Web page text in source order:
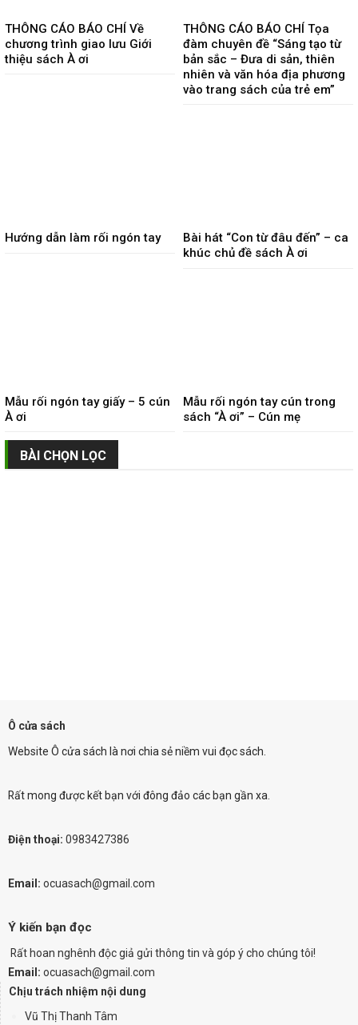
THÔNG CÁO BÁO CHÍ Về
chương trình giao lưu Giới
thiệu sách À ơi
THÔNG CÁO BÁO CHÍ Tọa
đàm chuyên đề “Sáng tạo từ
bản sắc – Đưa di sản, thiên
nhiên và văn hóa địa phương
vào trang sách của trẻ em”
Hướng dẫn làm rối ngón tay
Bài hát “Con từ đâu đến” – ca
khúc chủ đề sách À ơi
Mẫu rối ngón tay giấy – 5 cún
À ơi
Mẫu rối ngón tay cún trong
sách “À ơi” – Cún mẹ
BÀI CHỌN LỌC
Ô cửa sách
Website Ô cửa sách là nơi chia sẻ niềm vui đọc sách.
Rất mong được kết bạn với đông đảo các bạn gần xa.
Điện thoại: 0983427386
Email: ocuasach@gmail.com
Ý kiến bạn đọc
Rất hoan nghênh độc giả gửi thông tin và góp ý cho chúng tôi!
Email: ocuasach@gmail.com
Chịu trách nhiệm nội dung
Vũ Thị Thanh Tâm